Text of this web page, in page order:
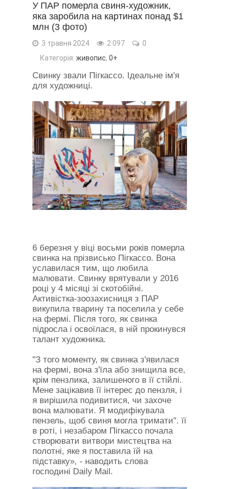
У ПАР померла свиня-художник,
яка заробила на картинах понад $1
млн (3 фото)
3 травня 2024 2 097
0
Категорія: живопис, 0+
Свинку звали Пігкассо. Ідеальне ім'я
для художниці.
6 березня у віці восьми років померла
свинка на прізвисько Пігкассо. Вона
уславилася тим, що любила
малювати. Свинку врятували у 2016
році у 4 місяці зі скотобійні.
Активістка-зоозахисниця з ПАР
викупила тварину та поселила у себе
на фермі. Після того, як свинка
підросла і освоїлася, в ній прокинувся
талант художника.
"З того моменту, як свинка з'явилася
на фермі, вона з'їла або знищила все,
крім пензлика, залишеного в її стійлі.
Мене зацікавив її інтерес до пензля, і
я вирішила подивитися, чи захоче
вона малювати. Я модифікувала
пензель, щоб свиня могла тримати". її
в роті, і незабаром Пігкассо почала
створювати витвори мистецтва на
полотні, яке я поставила їй на
підставку», - наводить слова
господині Daily Mail.